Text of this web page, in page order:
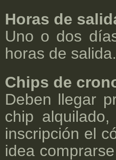
Horas de
Uno o dos
horas de salida.
Chips de
Deben llegar
chip
inscripción el
idea